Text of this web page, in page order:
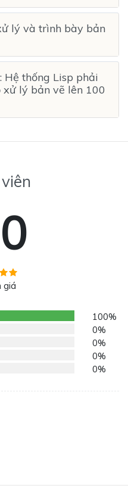
lý và trình bày bản
Hệ thống Lisp phải
lý bản vẽ lên 100
giá
100%
0%
0%
0%
0%